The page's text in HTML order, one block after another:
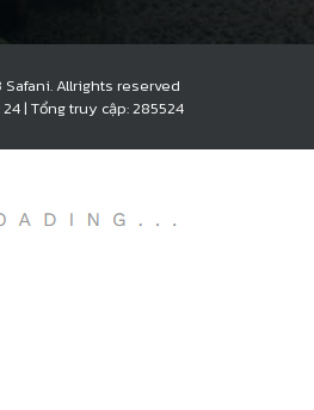
Allrights reserved
| Tổng truy cập: 285524